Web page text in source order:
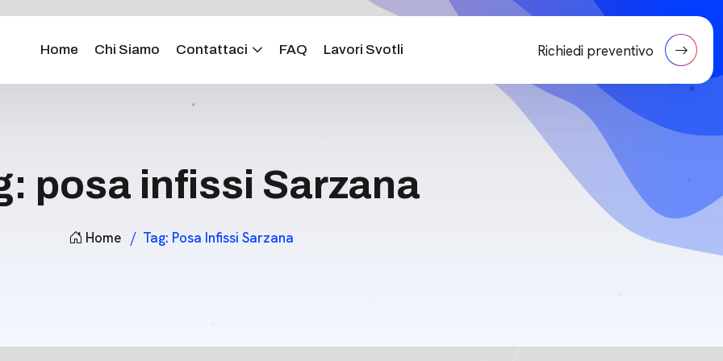
Home Chi Siamo Contattaci FAQ Lavori Svotli Richiedi preventivo
posa infissi Sarzana
Home Tag: Posa Infissi Sarzana